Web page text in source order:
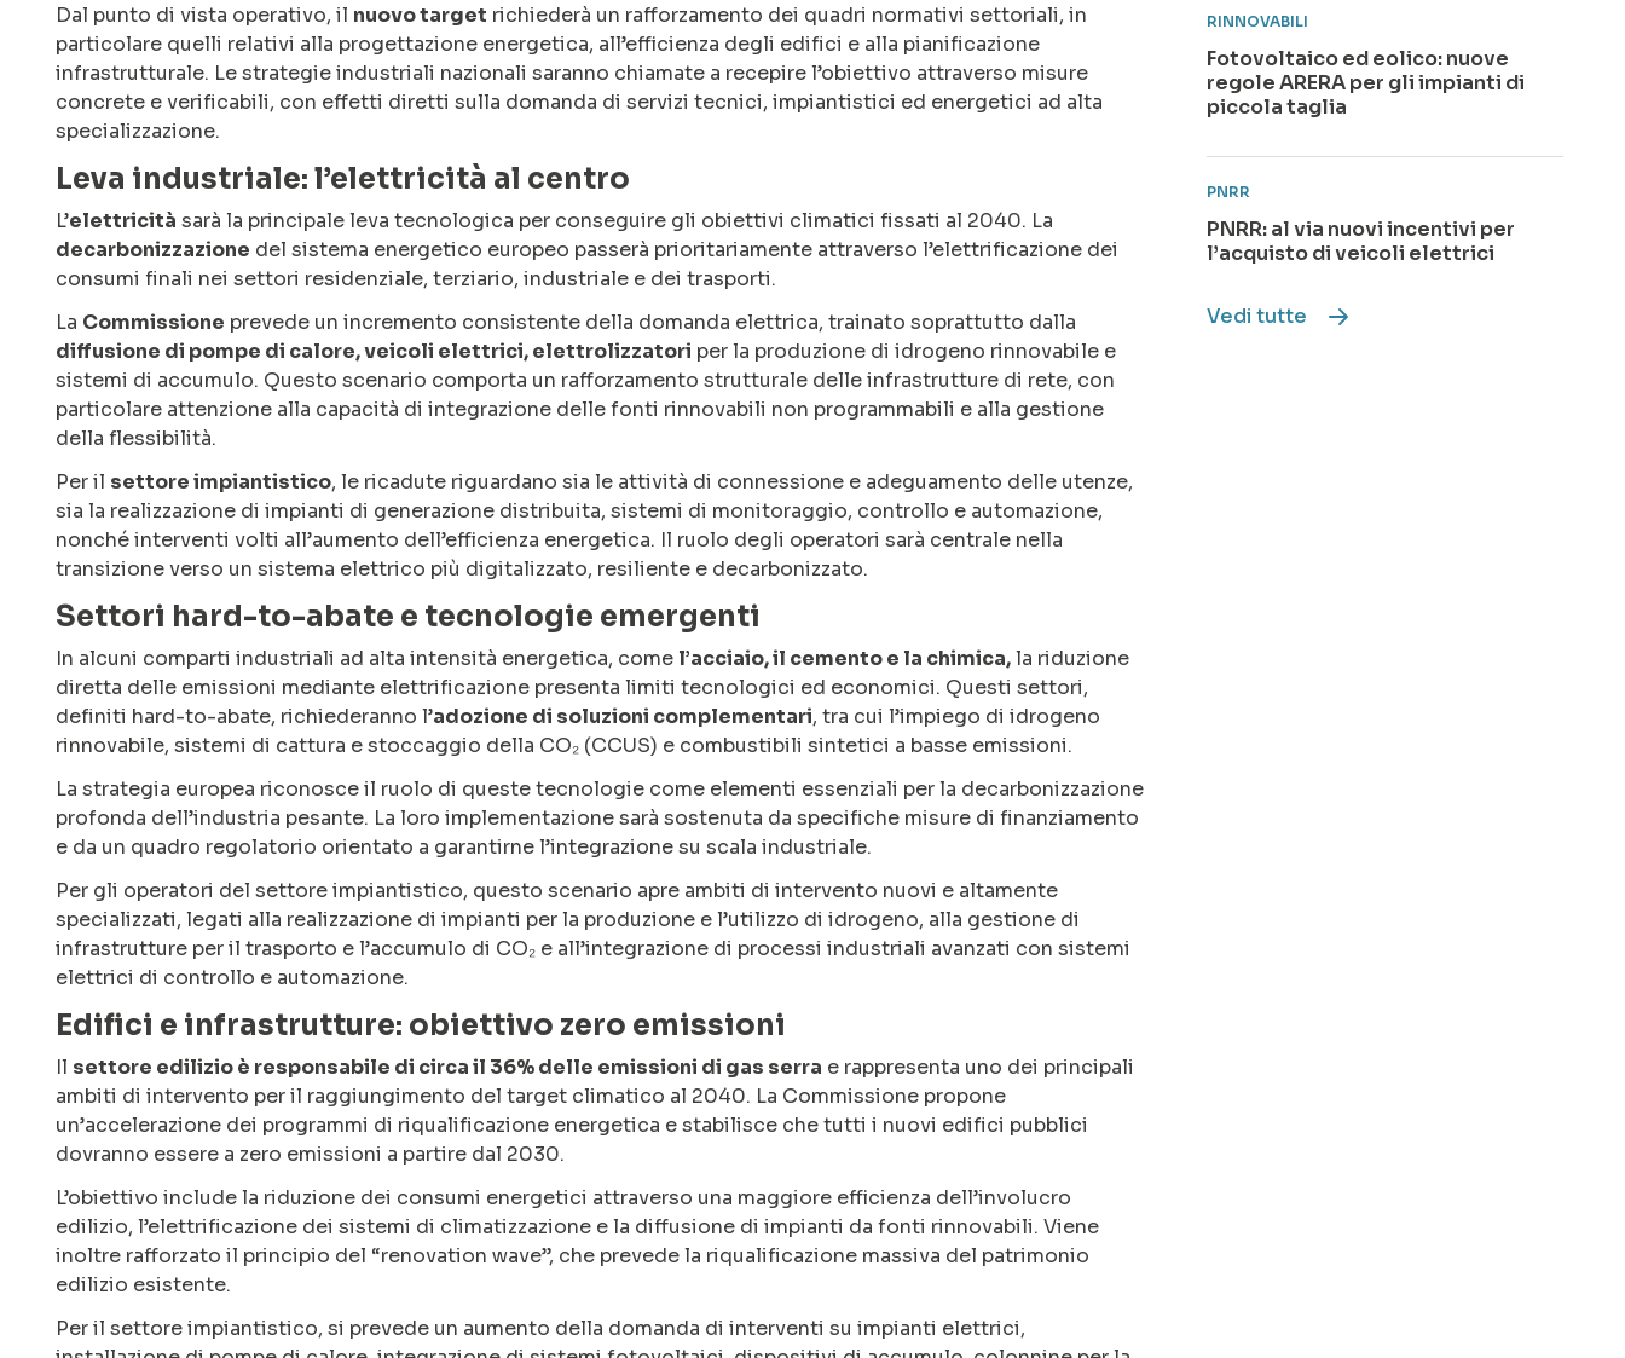
Dal punto di vista operativo, il nuovo target richiederà un rafforzamento dei quadri normativi settoriali, in
particolare quelli relativi alla progettazione energetica, all’efficienza degli edifici e alla pianificazione
infrastrutturale. Le strategie industriali nazionali saranno chiamate a recepire l’obiettivo attraverso misure
concrete e verificabili, con effetti diretti sulla domanda di servizi tecnici, impiantistici ed energetici ad alta
specializzazione.
Leva industriale: l’elettricità al centro
L’elettricità sarà la principale leva tecnologica per conseguire gli obiettivi climatici fissati al 2040. La
decarbonizzazione del sistema energetico europeo passerà prioritariamente attraverso l’elettrificazione dei
consumi finali nei settori residenziale, terziario, industriale e dei trasporti.
La Commissione prevede un incremento consistente della domanda elettrica, trainato soprattutto dalla
diffusione di pompe di calore, veicoli elettrici, elettrolizzatori per la produzione di idrogeno rinnovabile e
sistemi di accumulo. Questo scenario comporta un rafforzamento strutturale delle infrastrutture di rete, con
particolare attenzione alla capacità di integrazione delle fonti rinnovabili non programmabili e alla gestione
della flessibilità.
Per il settore impiantistico, le ricadute riguardano sia le attività di connessione e adeguamento delle utenze,
sia la realizzazione di impianti di generazione distribuita, sistemi di monitoraggio, controllo e automazione,
nonché interventi volti all’aumento dell’efficienza energetica. Il ruolo degli operatori sarà centrale nella
transizione verso un sistema elettrico più digitalizzato, resiliente e decarbonizzato.
Settori hard-to-abate e tecnologie emergenti
In alcuni comparti industriali ad alta intensità energetica, come l’acciaio, il cemento e la chimica,la riduzione
diretta delle emissioni mediante elettrificazione presenta limiti tecnologici ed economici. Questi settori,
definiti hard-to-abate, richiederanno l’adozione di soluzioni complementari, tra cui l’impiego di idrogeno
rinnovabile, sistemi di cattura e stoccaggio della CO₂ (CCUS) e combustibili sintetici a basse emissioni.
La strategia europea riconosce il ruolo di queste tecnologie come elementi essenziali per la decarbonizzazione
profonda dell’industria pesante. La loro implementazione sarà sostenuta da specifiche misure di finanziamento
e da un quadro regolatorio orientato a garantirne l’integrazione su scala industriale.
Per gli operatori del settore impiantistico, questo scenario apre ambiti di intervento nuovi e altamente
specializzati, legati alla realizzazione di impianti per la produzione e l’utilizzo di idrogeno, alla gestione di
infrastrutture per il trasporto e l’accumulo di CO₂ e all’integrazione di processi industriali avanzati con sistemi
elettrici di controllo e automazione.
Edifici e infrastrutture: obiettivo zero emissioni
Il settore edilizio è responsabile di circa il 36% delle emissioni di gas serra e rappresenta uno dei principali
ambiti di intervento per il raggiungimento del target climatico al 2040. La Commissione propone
un’accelerazione dei programmi di riqualificazione energetica e stabilisce che tutti i nuovi edifici pubblici
dovranno essere a zero emissioni a partire dal 2030.
L’obiettivo include la riduzione dei consumi energetici attraverso una maggiore efficienza dell’involucro
edilizio, l’elettrificazione dei sistemi di climatizzazione e la diffusione di impianti da fonti rinnovabili. Viene
inoltre rafforzato il principio del “renovation wave”, che prevede la riqualificazione massiva del patrimonio
edilizio esistente.
Per il settore impiantistico, si prevede un aumento della domanda di interventi su impianti elettrici,
RINNOVABILI
Fotovoltaico ed eolico: nuove
regole ARERA per gli impianti di
piccola taglia
PNRR
PNRR: al via nuovi incentivi per
l’acquisto di veicoli elettrici
Vedi tutte